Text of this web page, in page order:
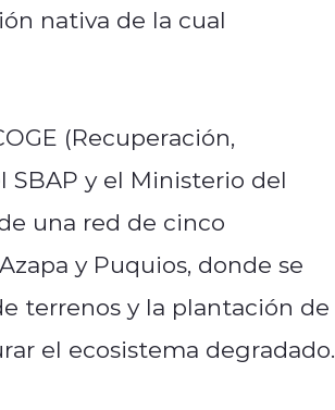
nativa de la cual
(Recuperación,
SBAP y el Ministerio del
una red de cinco
y Puquios, donde se
terrenos y la plantación de
el ecosistema degradado.